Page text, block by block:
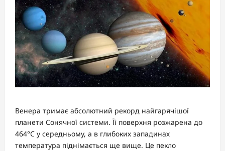
Венера тримає абсолютний рекорд найгарячішої
планети Сонячної системи. Її поверхня розжарена до
464°C у середньому, а в глибоких западинах
температура піднімається ще вище. Це пекло